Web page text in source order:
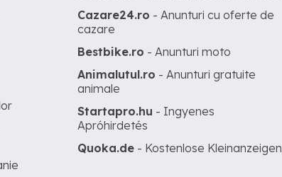
Cazare24.ro - Anunturi cu oferte de
cazare
Bestbike.ro - Anunturi moto
Animalutul.ro - Anunturi gratuite
animale
Startapro.hu - Ingyenes
Apróhirdetés
Quoka.de - Kostenlose Kleinanzeigen